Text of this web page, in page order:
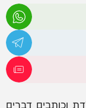
וכותבים דברים